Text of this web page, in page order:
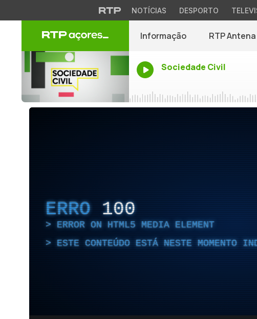
NOTÍCIAS DESPORTO
Informação RTP
Sociedade Civil
ERRO 100
ERROR ON HTML5 MEDIA ELEMENT
ESTE CONTEÚDO ESTÁ NESTE MOMENTO